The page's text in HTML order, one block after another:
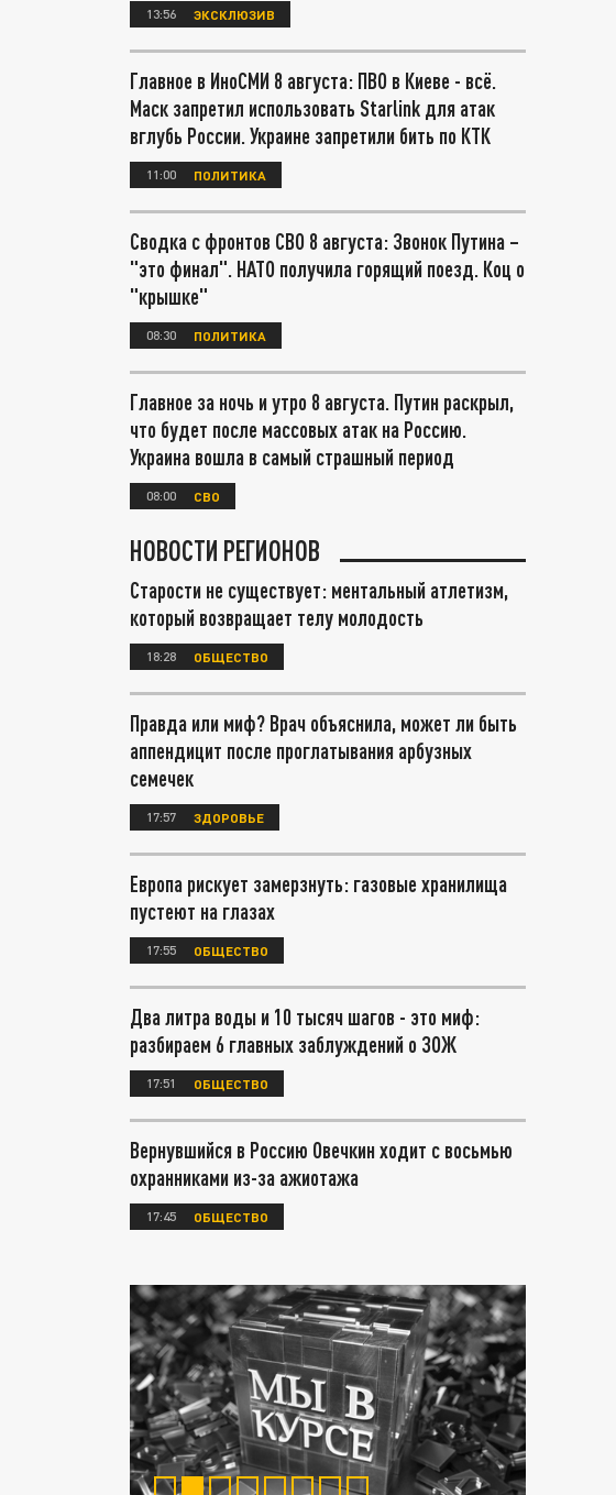
13:56 ЭКСКЛЮЗИВ
Главное в ИноСМИ 8 августа: ПВО в Киеве - всё.
Маск запретил использовать Starlink для атак
вглубь России. Украине запретили бить по КТК
11:00 ПОЛИТИКА
Сводка с фронтов СВО 8 августа: Звонок Путина –
"это финал". НАТО получила горящий поезд. Коц о
"крышке"
08:30 ПОЛИТИКА
Главное за ночь и утро 8 августа. Путин раскрыл,
что будет после массовых атак на Россию.
Украина вошла в самый страшный период
08:00 СВО
НОВОСТИ РЕГИОНОВ
Старости не существует: ментальный атлетизм,
который возвращает телу молодость
18:28 ОБЩЕСТВО
Правда или миф? Врач объяснила, может ли быть
аппендицит после проглатывания арбузных
семечек
17:57 ЗДОРОВЬЕ
Европа рискует замерзнуть: газовые хранилища
пустеют на глазах
17:55 ОБЩЕСТВО
Два литра воды и 10 тысяч шагов - это миф:
разбираем 6 главных заблуждений о ЗОЖ
17:51 ОБЩЕСТВО
Вернувшийся в Россию Овечкин ходит с восьмью
охранниками из-за ажиотажа
17:45 ОБЩЕСТВО